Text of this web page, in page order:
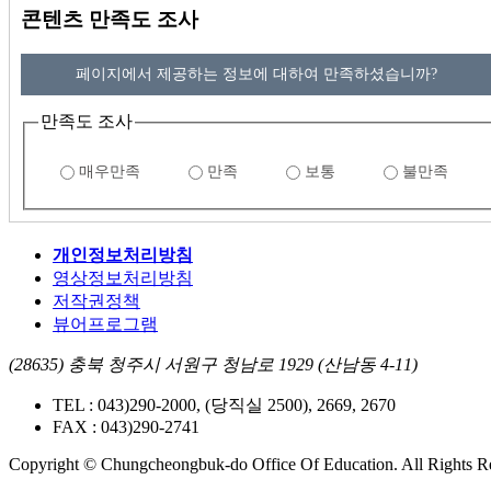
콘텐츠 만족도 조사
페이지에서 제공하는 정보에 대하여 만족하셨습니까?
만족도 조사
매우만족 만족 보통 불만족
개인정보처리방침
영상정보처리방침
저작권정책
뷰어프로그램
(28635) 충북 청주시 서원구 청남로 1929 (산남동 4-11)
TEL : 043)290-2000, (당직실 2500), 2669, 2670
FAX : 043)290-2741
Copyright © Chungcheongbuk-do Office Of Education. All Rights